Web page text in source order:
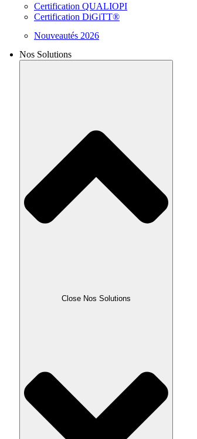
Certification QUALIOPI
Certification DiGiTT®
Nouveautés 2026
Nos Solutions
Close Nos Solutions